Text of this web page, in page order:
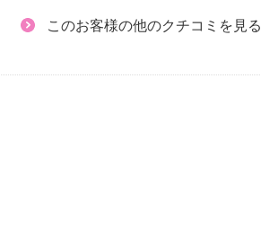
このお客様の他のクチコミを見る